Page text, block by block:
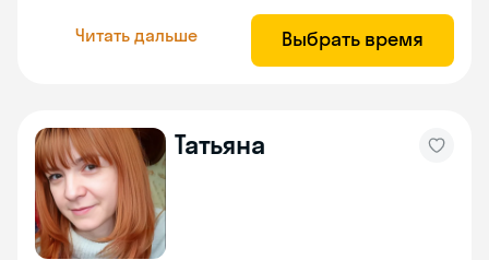
Читать дальше Выбрать время
Татьяна